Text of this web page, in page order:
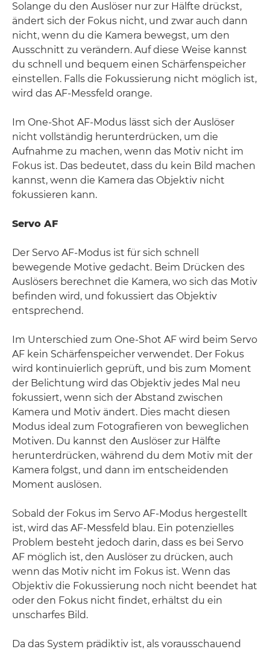
Solange du den Auslöser nur zur Hälfte drückst,
ändert sich der Fokus nicht, und zwar auch dann
nicht, wenn du die Kamera bewegst, um den
Ausschnitt zu verändern. Auf diese Weise kannst
du schnell und bequem einen Schärfenspeicher
einstellen. Falls die Fokussierung nicht möglich ist,
wird das AF-Messfeld orange.
Im One-Shot AF-Modus lässt sich der Auslöser
nicht vollständig herunterdrücken, um die
Aufnahme zu machen, wenn das Motiv nicht im
Fokus ist. Das bedeutet, dass du kein Bild machen
kannst, wenn die Kamera das Objektiv nicht
fokussieren kann.
Servo AF
Der Servo AF-Modus ist für sich schnell
bewegende Motive gedacht. Beim Drücken des
Auslösers berechnet die Kamera, wo sich das Motiv
befinden wird, und fokussiert das Objektiv
entsprechend.
Im Unterschied zum One-Shot AF wird beim Servo
AF kein Schärfenspeicher verwendet. Der Fokus
wird kontinuierlich geprüft, und bis zum Moment
der Belichtung wird das Objektiv jedes Mal neu
fokussiert, wenn sich der Abstand zwischen
Kamera und Motiv ändert. Dies macht diesen
Modus ideal zum Fotografieren von beweglichen
Motiven. Du kannst den Auslöser zur Hälfte
herunterdrücken, während du dem Motiv mit der
Kamera folgst, und dann im entscheidenden
Moment auslösen.
Sobald der Fokus im Servo AF-Modus hergestellt
ist, wird das AF-Messfeld blau. Ein potenzielles
Problem besteht jedoch darin, dass es bei Servo
AF möglich ist, den Auslöser zu drücken, auch
wenn das Motiv nicht im Fokus ist. Wenn das
Objektiv die Fokussierung noch nicht beendet hat
oder den Fokus nicht findet, erhältst du ein
unscharfes Bild.
Da das System prädiktiv ist, als vorausschauend